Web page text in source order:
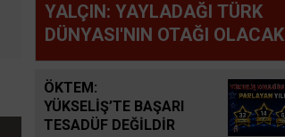
YALÇIN: YAYLADAĞI TÜRK
DÜNYASI'NIN OTAĞI OLACAK
ÖKTEM:
YÜKSELİŞ’TE BAŞARI
TESADÜF DEĞİLDİR